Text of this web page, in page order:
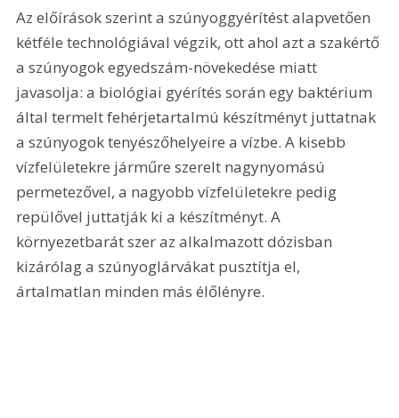
Az előírások szerint a szúnyoggyérítést alapvetően
kétféle technológiával végzik, ott ahol azt a szakértő
a szúnyogok egyedszám-növekedése miatt
javasolja: a biológiai gyérítés során egy baktérium
által termelt fehérjetartalmú készítményt juttatnak
a szúnyogok tenyészőhelyeire a vízbe. A kisebb
vízfelületekre járműre szerelt nagynyomású
permetezővel, a nagyobb vízfelületekre pedig
repülővel juttatják ki a készítményt. A
környezetbarát szer az alkalmazott dózisban
kizárólag a szúnyoglárvákat pusztítja el,
ártalmatlan minden más élőlényre.